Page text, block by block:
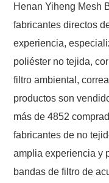
Henan Yiheng Mesh
fabricantes directos
experiencia,
poliéster no tejida,
filtro ambiental,
productos son
más de 4852
fabricantes de no
amplia experiencia y
bandas de filtro de